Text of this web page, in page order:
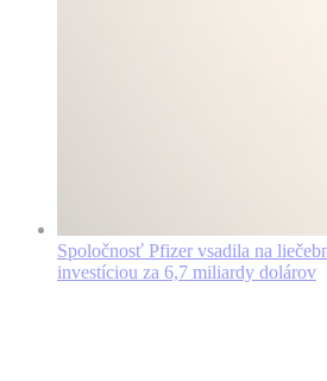
Spoločnosť Pfizer vsadila na
investíciou za 6,7 miliardy dolárov